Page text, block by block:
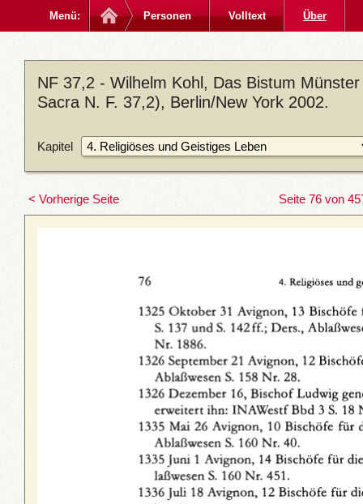
Menü: Personen Volltext Über
NF 37,2 - Wilhelm Kohl, Das Bistum
Sacra N. F. 37,2), Berlin/New York 2002.
Kapitel
< Vorherige Seite Seite 76 von